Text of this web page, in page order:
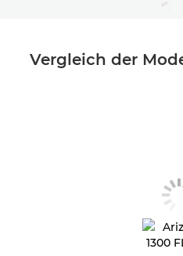
Vergleich der